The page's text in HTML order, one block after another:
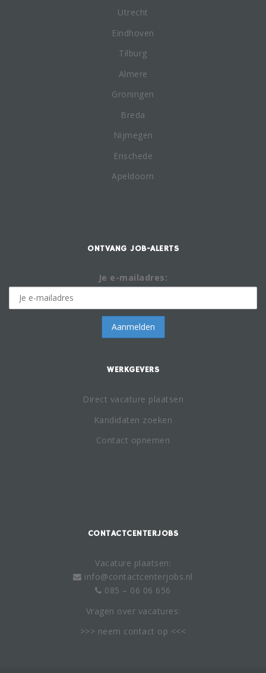
Utrecht
Eindhoven
Tilburg
Almere
Groningen
Breda
Nijmegen
Enschede
Apeldoorn
ONTVANG JOB-ALERTS
Je e-mailadres:
WERKGEVERS
Direct vacature plaatsen
Kandidaten zoeken
Contact opnemen
CONTACTCENTERJOBS
Vacature plaatsen:
info@contactcenterjobs.nl
085 – 06 06 656
Vragen over vacatures:
>>> neem contact op <<<